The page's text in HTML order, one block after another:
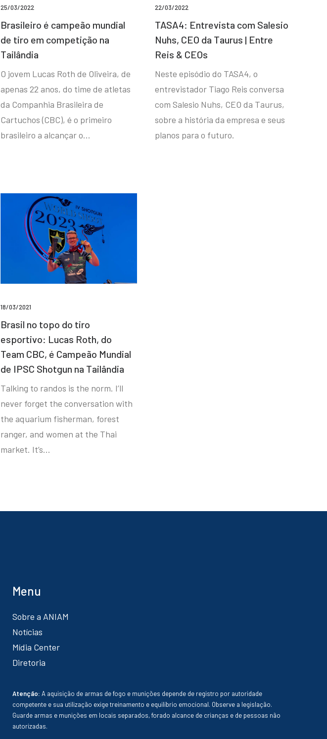
25/03/2022
Brasileiro é campeão mundial
de tiro em competição na
Tailândia
O jovem Lucas Roth de Oliveira, de
apenas 22 anos, do time de atletas
da Companhia Brasileira de
Cartuchos (CBC), é o primeiro
brasileiro a alcançar o…
22/03/2022
TASA4: Entrevista com Salesio
Nuhs, CEO da Taurus | Entre
Reis & CEOs
Neste episódio do TASA4, o
entrevistador Tiago Reis conversa
com Salesio Nuhs, CEO da Taurus,
sobre a história da empresa e seus
planos para o futuro.
18/03/2021
Brasil no topo do tiro
esportivo: Lucas Roth, do
Team CBC, é Campeão Mundial
de IPSC Shotgun na Tailândia
Talking to randos is the norm. I’ll
never forget the conversation with
the aquarium fisherman, forest
ranger, and women at the Thai
market. It’s…
Menu
Sobre a ANIAM
Notícias
Mídia Center
Diretoria
Atenção: A aquisição de armas de fogo e munições depende de registro por autoridade
competente e sua utilização exige treinamento e equilíbrio emocional. Observe a legislação.
Guarde armas e munições em locais separados, forado alcance de crianças e de pessoas não
autorizadas.